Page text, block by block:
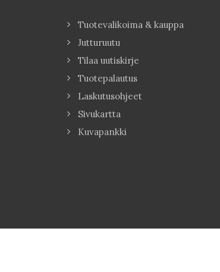
Tuotevalikoima & kauppa
Jutturuutu
Tilaa uutiskirje
Tuotepalautus
Laskutusohjeet
Sivukartta
Kuvapankki